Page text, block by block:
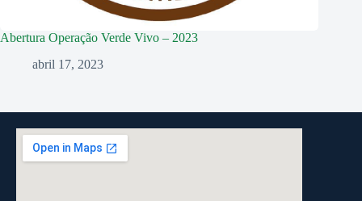
Abertura Operação Verde Vivo – 2023
abril 17, 2023